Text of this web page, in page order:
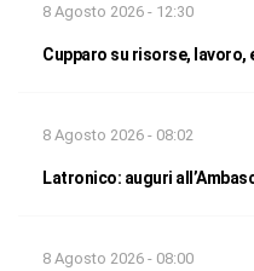
8 Agosto 2026 - 12:30
Cupparo su risorse, lavoro,
8 Agosto 2026 - 08:02
Latronico: auguri
8 Agosto 2026 - 08:00